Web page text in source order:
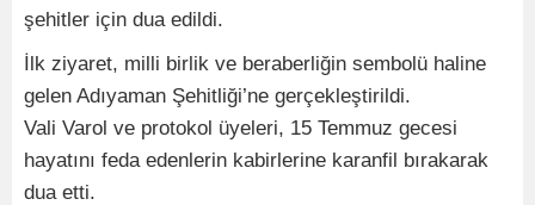
şehitler için dua edildi.
İlk ziyaret, milli birlik ve beraberliğin sembolü haline
gelen Adıyaman Şehitliği’ne gerçekleştirildi.
Vali Varol ve protokol üyeleri, 15 Temmuz gecesi
hayatını feda edenlerin kabirlerine karanfil bırakarak
dua etti.